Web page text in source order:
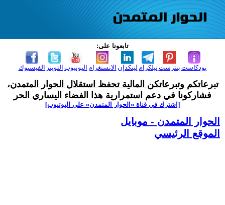
تابعونا على:
الفيسبوك التويتر اليوتيوب الانستغرام لينكدإن تيلكرامبنترست بودكاست
تبرعاتكم وتبرعاتكن المالية تحفظ استقلال الحوار المتمدن،
فشاركونا في دعم استمرارية هذا الفضاء اليساري الحر
[اشترك في قناة ‫«الحوار المتمدن» على اليوتيوب]
الحوار المتمدن - موبايل
الموقع الرئيسي